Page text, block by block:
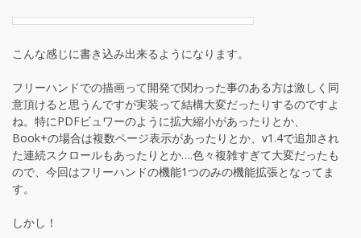
こんな感じに書き込み出来るようになります。
フリーハンドでの描画って開発で関わった事のある方は激しく同
意頂けると思うんですが実装って結構大変だったりするのですよ
ね。特にPDFビュワーのように拡大縮小があったりとか、
Book+の場合は複数ページ表示があったりとか、v1.4で追加され
た連続スクロールもあったりとか….色々複雑すぎて大変だったも
ので、今回はフリーハンドの機能1つのみの機能拡張となってま
す。
しかし！